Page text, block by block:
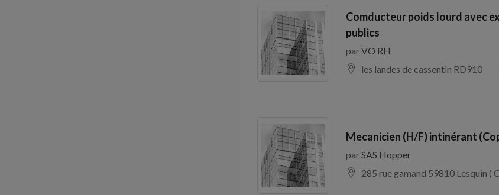
Comducteur poids lourd avec
publics
parVO RH
les landes de cassentin RD910
Mecanicien (H/F) intinérant
parSAS Hopper
285 rue gamand 59810 Lesquin (